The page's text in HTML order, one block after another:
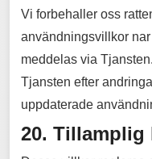
Vi forbehaller oss
användningsvillkor
meddelas via
Tjansten efter
uppdaterade
20. Tillamplig